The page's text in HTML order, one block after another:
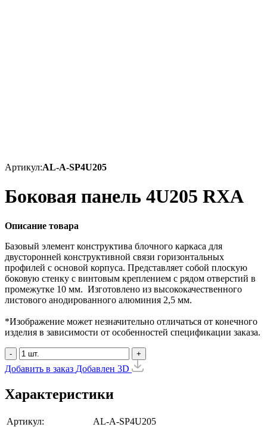
Артикул:AL-A-SP4U205
Боковая панель 4U205 RXA
Описание товара
Базовый элемент конструктива блочного каркаса для
двусторонней конструктивной связи горизонтальных
профилей с основой корпуса. Представляет собой плоскую
боковую стенку с винтовым креплением с рядом отверстий в
промежутке 10 мм. Изготовлено из высококачественного
листового анодированного алюминия 2,5 мм.
*Изображение может незначительно отличаться от конечного
изделия в зависимости от особенностей спецификации заказа.
- +
Добавить в заказ Добавлен 3D
Характеристики
Артикул:
AL-A-SP4U205